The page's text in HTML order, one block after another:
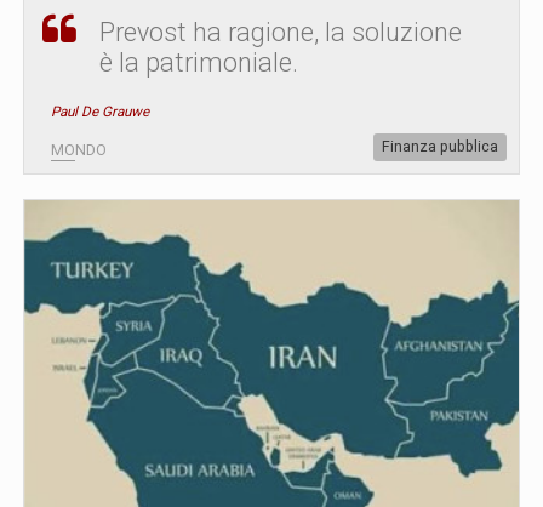
Prevost ha ragione, la soluzione
è la patrimoniale.
Paul De Grauwe
MONDO Finanza pubblica